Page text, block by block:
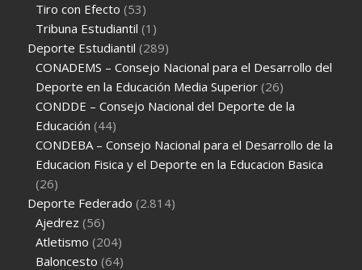
Tiro con Efecto (53)
Tribuna Estudiantil (1)
Deporte Estudiantil (289)
CONADEMS – Consejo Nacional para el Desarrollo del
Deporte en la Educación Media Superior (26)
CONDDE – Consejo Nacional del Deporte de la
Educación (44)
CONDEBA – Consejo Nacional para el Desarrollo de la
Educacion Fisica y el Deporte en la Educacion Basica
(26)
Deporte Federado (2.814)
Ajedrez (56)
Atletismo (204)
Baloncesto (64)